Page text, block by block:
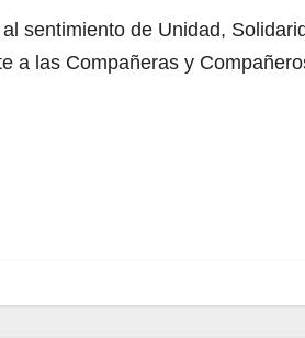
sentimiento de Unidad,
a las Compañeras y